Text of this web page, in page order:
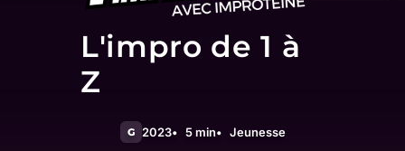
L'impro de 1 à
Z
G 2023 5 min Jeunesse